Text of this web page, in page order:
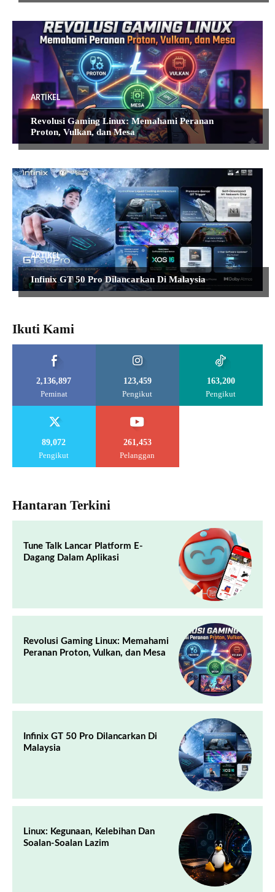
ARTIKEL
Revolusi Gaming Linux: Memahami Peranan
Proton, Vulkan, dan Mesa
ARTIKEL
Infinix GT 50 Pro Dilancarkan Di Malaysia
Ikuti Kami
2,136,897
Peminat
123,459
Pengikut
163,200
Pengikut
89,072
Pengikut
261,453
Pelanggan
Hantaran Terkini
Tune Talk Lancar Platform E-
Dagang Dalam Aplikasi
Revolusi Gaming Linux: Memahami
Peranan Proton, Vulkan, dan Mesa
Infinix GT 50 Pro Dilancarkan Di
Malaysia
Linux: Kegunaan, Kelebihan Dan
Soalan-Soalan Lazim